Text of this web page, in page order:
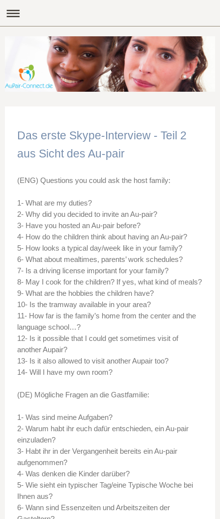
Das erste Skype-Interview - Teil 2
aus Sicht des Au-pair
(ENG) Questions you could ask the host family:
1- What are my duties?
2- Why did you decided to invite an Au-pair?
3- Have you hosted an Au-pair before?
4- How do the children think about having an Au-pair?
5- How looks a typical day/week like in your family?
6- What about mealtimes, parents’ work schedules?
7- Is a driving license important for your family?
8- May I cook for the children? If yes, what kind of meals?
9- What are the hobbies the children have?
10- Is the tramway available in your area?
11- How far is the family’s home from the center and the
language school…?
12- Is it possible that I could get sometimes visit of
another Aupair?
13- Is it also allowed to visit another Aupair too?
14- Will I have my own room?
(DE) Mögliche Fragen an die Gastfamilie:
1- Was sind meine Aufgaben?
2- Warum habt ihr euch dafür entschieden, ein Au-pair
einzuladen?
3- Habt ihr in der Vergangenheit bereits ein Au-pair
aufgenommen?
4- Was denken die Kinder darüber?
5- Wie sieht ein typischer Tag/eine Typische Woche bei
Ihnen aus?
6- Wann sind Essenzeiten und Arbeitszeiten der